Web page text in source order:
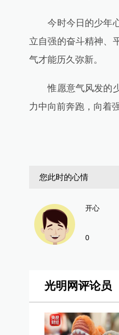
今时今日的少年心
立自强的奋斗精神、
气才能历久弥新。
惟愿意气风发的少
力中向前奔跑，向着
您此时的心情
开心
0
光明网评论员